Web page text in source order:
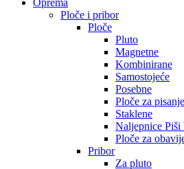
Ploče i pribor
Ploče
Pluto
Magnetne
Kombinirane
Samostojeće
Posebne
Ploče za
Staklene
Naljepnice Piši
Ploče za
Pribor
Za pluto